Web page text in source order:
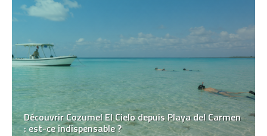
Découvrir Cozumel El Cielo depuis Playa del Carmen
: est-ce indispensable ?